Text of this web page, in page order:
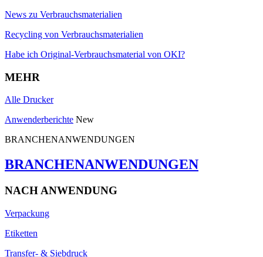
News zu Verbrauchsmaterialien
Recycling von Verbrauchsmaterialien
Habe ich Original-Verbrauchsmaterial von OKI?
MEHR
Alle Drucker
Anwenderberichte New
BRANCHENANWENDUNGEN
BRANCHENANWENDUNGEN
NACH ANWENDUNG
Verpackung
Etiketten
Transfer- & Siebdruck